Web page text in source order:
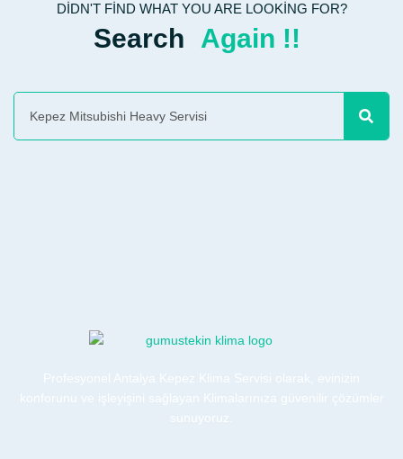
DIDN'T FIND WHAT YOU ARE LOOKING FOR?
Search Again !!
Profesyonel Antalya Kepez Klima Servisi olarak, evinizin
konforunu ve işleyişini sağlayan Klimalarınıza güvenilir çözümler
sunuyoruz.